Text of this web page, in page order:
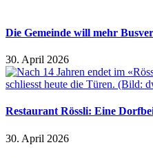
Die Gemeinde will mehr
30. April 2026
Restaurant Rössli: Eine
30. April 2026